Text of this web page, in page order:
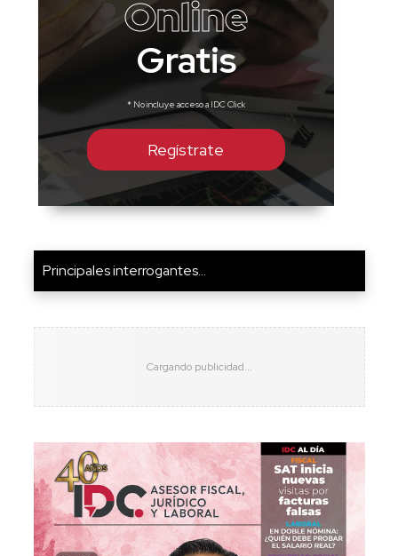
Online
Gratis
* No incluye acceso a IDC Click
Regístrate
Principales interrogantes...